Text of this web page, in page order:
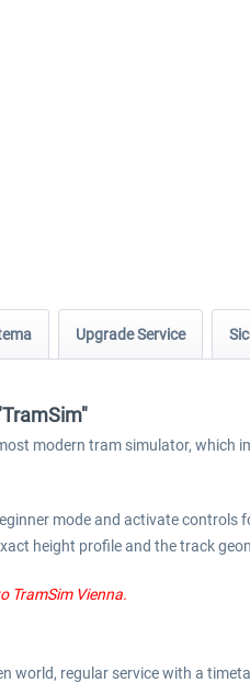
Upgrade Service
modern tram simulator,
mode and activate
height profile and the track
TramSim Vienna.
world, regular service with a